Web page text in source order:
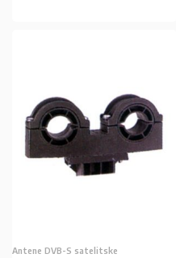
Antene DVB-S satelitske